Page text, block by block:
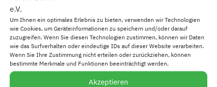
Um Ihnen ein optimales Erlebnis zu bieten, verwenden wir Technologien
wie Cookies, um Geräteinformationen zu speichern und/oder darauf
zuzugreifen. Wenn Sie diesen Technologien zustimmen, können wir Daten
wie das Surfverhalten oder eindeutige IDs auf dieser Website verarbeiten.
Wenn Sie Ihre Zustimmung nicht erteilen oder zurückziehen, können
bestimmte Merkmale und Funktionen beeinträchtigt werden.
Akzeptieren